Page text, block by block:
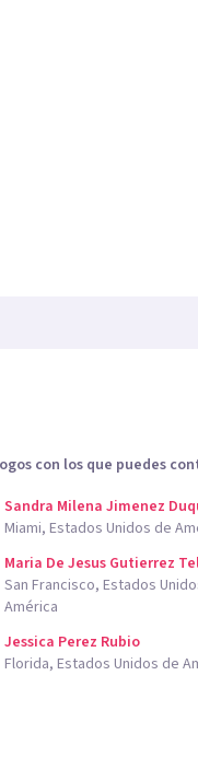
con los que puedes
Sandra Milena Jimenez
Miami, Estados Unidos de
Maria De Jesus Gutierrez
San Francisco, Estados
América
Jessica Perez Rubio
Florida, Estados Unidos de